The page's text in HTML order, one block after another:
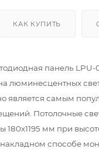
КАК КУПИТЬ
панель
люминесцентных
является самым
Потолочные
180х1195 мм при
способе